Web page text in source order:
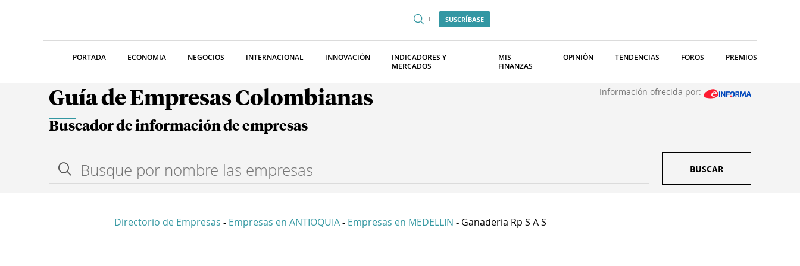
SUSCRÍBASE
PORTADA ECONOMIA NEGOCIOS INTERNACIONAL INNOVACIÓN
INDICADORES Y
MERCADOS
MIS
FINANZAS
OPINIÓN TENDENCIAS FOROS PREMIOS
Guía de Empresas Colombianas Información ofrecida por:
Buscador de información de empresas
BUSCAR
Directorio de Empresas - Empresas en ANTIOQUIA - Empresas en MEDELLIN - Ganaderia Rp S A S